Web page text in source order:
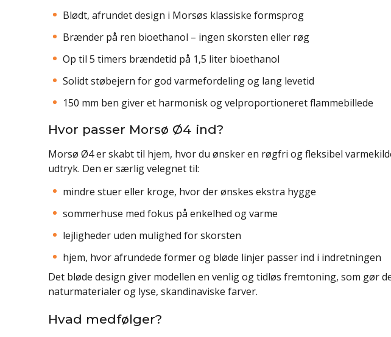
Blødt, afrundet design i Morsøs klassiske formsprog
Brænder på ren bioethanol – ingen skorsten eller røg
Op til 5 timers brændetid på 1,5 liter bioethanol
Solidt støbejern for god varmefordeling og lang levetid
150 mm ben giver et harmonisk og velproportioneret flammebillede
Hvor passer Morsø Ø4 ind?
Morsø Ø4 er skabt til hjem, hvor du ønsker en røgfri og fleksibel
udtryk. Den er særlig velegnet til:
mindre stuer eller kroge, hvor der ønskes ekstra hygge
sommerhuse med fokus på enkelhed og varme
lejligheder uden mulighed for skorsten
hjem, hvor afrundede former og bløde linjer passer ind i indretningen
Det bløde design giver modellen en venlig og tidløs fremtoning, som gør
naturmaterialer og lyse, skandinaviske farver.
Hvad medfølger?